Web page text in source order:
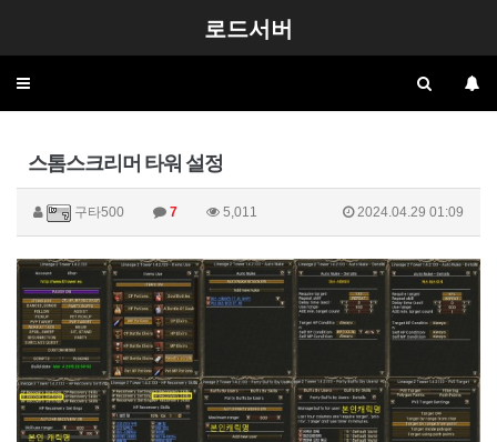
로드서버
Toggle
스톰스크리머 타워 설정
구타500 7 5,011 2024.04.29 01:09